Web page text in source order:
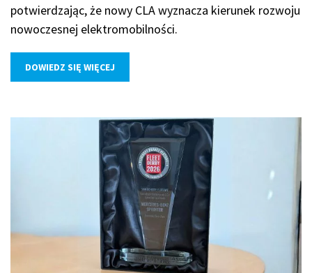
potwierdzając, że nowy CLA wyznacza kierunek rozwoju
nowoczesnej elektromobilności.
DOWIEDZ SIĘ WIĘCEJ